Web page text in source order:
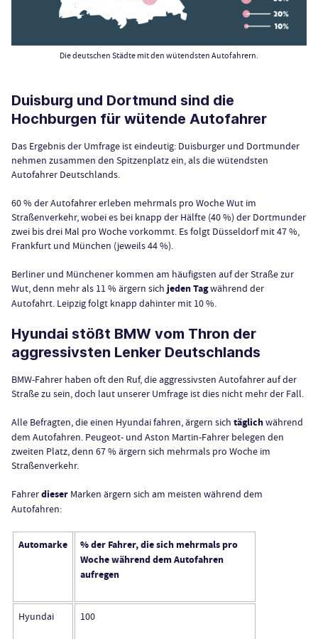
Die deutschen Städte mit den wütendsten Autofahrern.
Duisburg und Dortmund sind die
Hochburgen für wütende Autofahrer
Das Ergebnis der Umfrage ist eindeutig: Duisburger und Dortmunder
nehmen zusammen den Spitzenplatz ein, als die wütendsten
Autofahrer Deutschlands.
60 % der Autofahrer erleben mehrmals pro Woche Wut im
Straßenverkehr, wobei es bei knapp der Hälfte (40 %) der Dortmunder
zwei bis drei Mal pro Woche vorkommt. Es folgt Düsseldorf mit 47 %,
Frankfurt und München (jeweils 44 %).
Berliner und Münchener kommen am häufigsten auf der Straße zur
Wut, denn mehr als 11 % ärgern sich jeden Tagwährend der
Autofahrt. Leipzig folgt knapp dahinter mit 10 %.
Hyundai stößt BMW vom Thron der
aggressivsten Lenker Deutschlands
BMW-Fahrer haben oft den Ruf, die aggressivsten Autofahrer auf der
Straße zu sein, doch laut unserer Umfrage ist dies nicht mehr der Fall.
Alle Befragten, die einen Hyundai fahren, ärgern sich täglichwährend
dem Autofahren. Peugeot- und Aston Martin-Fahrer belegen den
zweiten Platz, denn 67 % ärgern sich mehrmals pro Woche im
Straßenverkehr.
Fahrerdieser Marken ärgern sich am meisten während dem
Autofahren:
Automarke
% der Fahrer, die sich mehrmals pro
Woche während dem Autofahren
aufregen
Hyundai 100